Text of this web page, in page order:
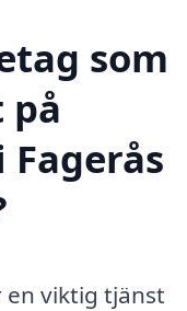
som
på
en viktig tjänst